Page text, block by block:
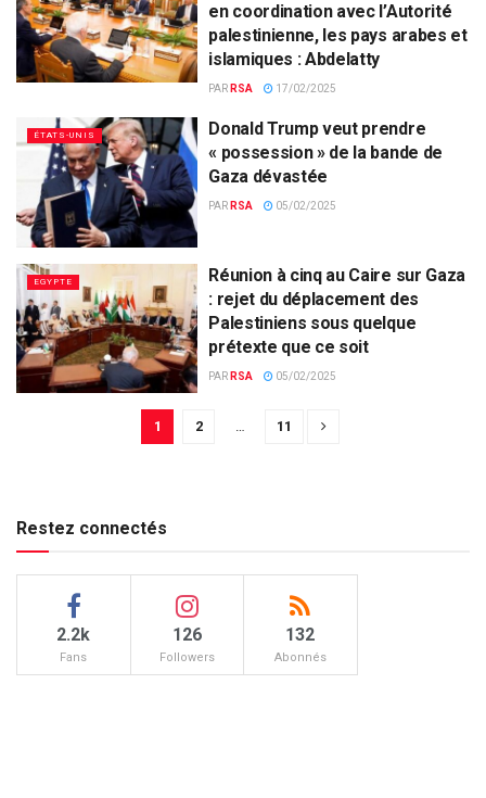
en coordination avec l’Autorité
palestinienne, les pays arabes et
islamiques : Abdelatty
PAR RSA 17/02/2025
ÉTATS-UNIS
Donald Trump veut prendre
« possession » de la bande de
Gaza dévastée
PAR RSA 05/02/2025
EGYPTE
Réunion à cinq au Caire sur Gaza
: rejet du déplacement des
Palestiniens sous quelque
prétexte que ce soit
PAR RSA 05/02/2025
1 2 … 11
Restez connectés
2.2k
Fans
126
Followers
132
Abonnés